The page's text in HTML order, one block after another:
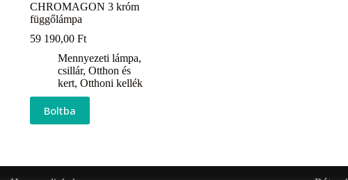
CHROMAGON 3 króm
függőlámpa
59 190,00Ft
Mennyezeti lámpa,
csillár,Otthon és
kert,Otthoni kellék
Boltba